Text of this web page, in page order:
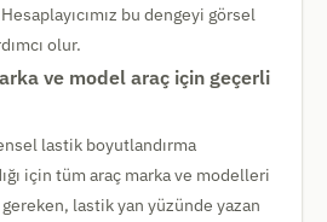
bu dengeyi görsel
olur.
ve model araç için geçerli
lastik boyutlandırma
için tüm araç marka ve modelleri
lastik yan yüzünde yazan